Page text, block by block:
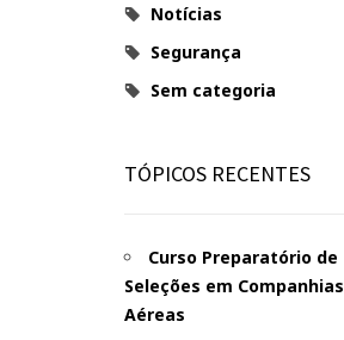
Notícias
Segurança
Sem categoria
TÓPICOS RECENTES
Curso Preparatório de
Seleções em Companhias
Aéreas